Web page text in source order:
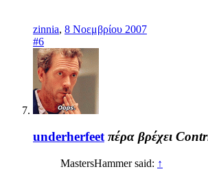
zinnia, 8 Νοεμβρίου 2007
#6
underherfeet πέρα βρέχει
MastersHammer said: ↑